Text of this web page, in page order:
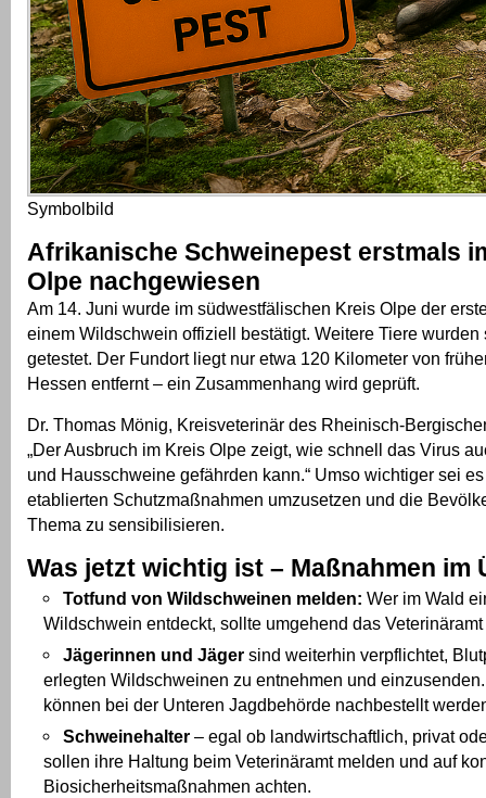
Symbolbild
Afrikanische Schweinepest erstmals
Olpe nachgewiesen
Am 14. Juni wurde im südwestfälischen Kreis Olpe der
einem Wildschwein offiziell bestätigt. Weitere Tiere wurden
getestet. Der Fundort liegt nur etwa 120 Kilometer von
Hessen entfernt – ein Zusammenhang wird geprüft.
Dr. Thomas Mönig, Kreisveterinär des Rheinisch-
„Der Ausbruch im Kreis Olpe zeigt, wie schnell das Virus
und Hausschweine gefährden kann.“ Umso wichtiger sei
etablierten Schutzmaßnahmen umzusetzen und die
Thema zu sensibilisieren.
Was jetzt wichtig ist – Maßnahmen im
Totfund von Wildschweinen melden: Wer im Wald
Wildschwein entdeckt, sollte umgehend das
Jägerinnen und Jäger sind weiterhin verpflichtet,
erlegten Wildschweinen zu entnehmen und
können bei der Unteren Jagdbehörde nachbestellt
Schweinehalter – egal ob landwirtschaftlich, privat
sollen ihre Haltung beim Veterinäramt melden und auf
Biosicherheitsmaßnahmen achten.